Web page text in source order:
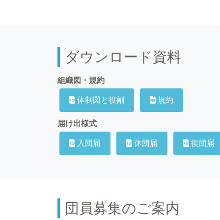
ダウンロード資料
組織図・規約
体制図と役割 規約
届け出様式
入団届 休団届 復団届
団員募集のご案内